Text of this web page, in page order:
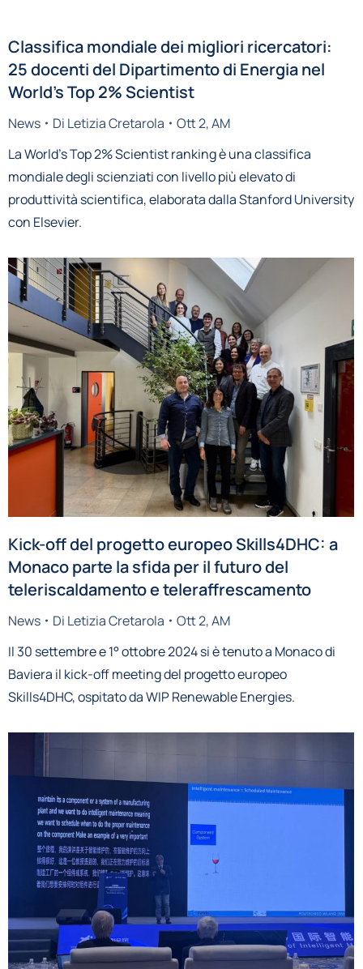
Classifica mondiale dei migliori ricercatori:
25 docenti del Dipartimento di Energia nel
World’s Top 2% Scientist
News Di Letizia Cretarola
Ott 2, AM
La World’s Top 2% Scientist ranking è una classifica
mondiale degli scienziati con livello più elevato di
produttività scientifica, elaborata dalla Stanford University
con Elsevier.
Kick-off del progetto europeo Skills4DHC: a
Monaco parte la sfida per il futuro del
teleriscaldamento e teleraffrescamento
News Di Letizia Cretarola
Ott 2, AM
Il 30 settembre e 1° ottobre 2024 si è tenuto a Monaco di
Baviera il kick-off meeting del progetto europeo
Skills4DHC, ospitato da WIP Renewable Energies.